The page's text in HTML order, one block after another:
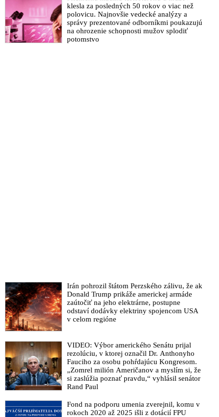
klesla za posledných 50 rokov o viac než
polovicu. Najnovšie vedecké analýzy a
správy prezentované odborníkmi poukazujú
na ohrozenie schopnosti mužov splodiť
potomstvo
Irán pohrozil štátom Perzského zálivu, že ak
Donald Trump prikáže americkej armáde
zaútočiť na jeho elektrárne, postupne
odstaví dodávky elektriny spojencom USA
v celom regióne
VIDEO: Výbor amerického Senátu prijal
rezolúciu, v ktorej označil Dr. Anthonyho
Fauciho za osobu pohŕdajúcu Kongresom.
„Zomrel milión Američanov a myslím si, že
si zaslúžia poznať pravdu,“ vyhlásil senátor
Rand Paul
Fond na podporu umenia zverejnil, komu v
rokoch 2020 až 2025 išli z dotácií FPU